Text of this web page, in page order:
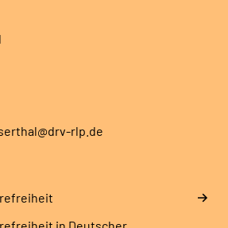
rlp.de